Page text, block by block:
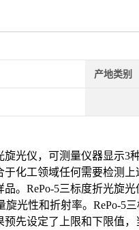
产地类别
光仪， 可测量仪器显示3
于化工领域任何需要检测
。 RePo-5三标度折光旋光
光性和折射率。 RePo-5
先设定了上限和下限值